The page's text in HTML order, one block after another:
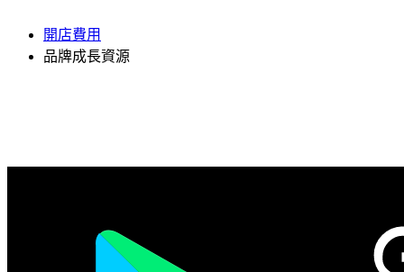
開店費用
品牌成長資源